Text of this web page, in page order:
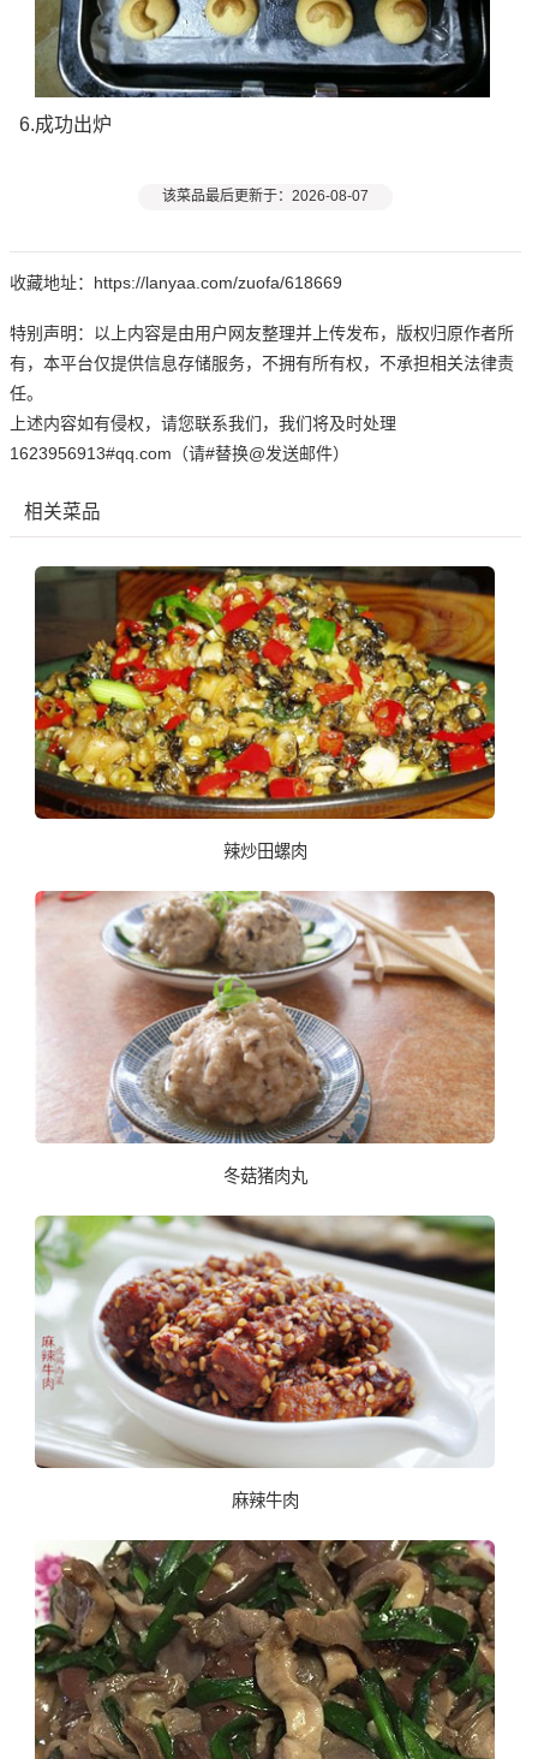
6.成功出炉
该菜品最后更新于：2026-08-07
收藏地址：https://lanyaa.com/zuofa/618669
特别声明：以上内容是由用户网友整理并上传发布，版权归原作者所
有，本平台仅提供信息存储服务，不拥有所有权，不承担相关法律责
任。
上述内容如有侵权，请您联系我们，我们将及时处理
1623956913#qq.com（请#替换@发送邮件）
相关菜品
辣炒田螺肉
冬菇猪肉丸
麻辣牛肉